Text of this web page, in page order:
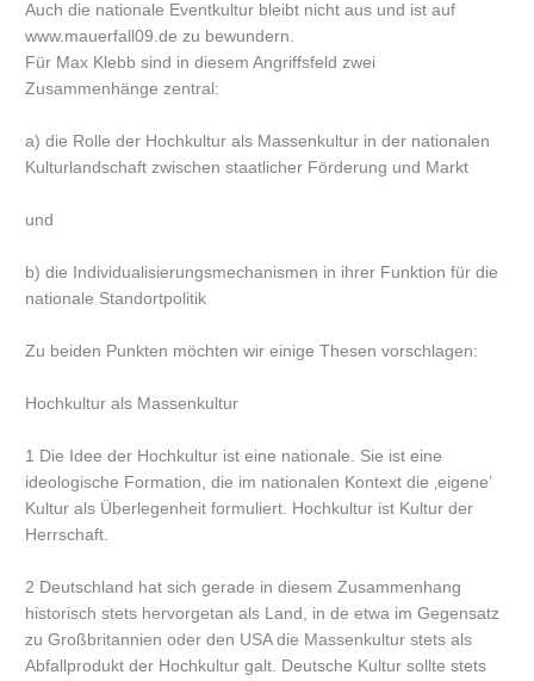
Auch die nationale Eventkultur bleibt nicht aus und ist auf
www.mauerfall09.de zu bewundern.
Für Max Klebb sind in diesem Angriffsfeld zwei
Zusammenhänge zentral:
a) die Rolle der Hochkultur als Massenkultur in der nationalen
Kulturlandschaft zwischen staatlicher Förderung und Markt
und
b) die Individualisierungsmechanismen in ihrer Funktion für die
nationale Standortpolitik
Zu beiden Punkten möchten wir einige Thesen vorschlagen:
Hochkultur als Massenkultur
1 Die Idee der Hochkultur ist eine nationale. Sie ist eine
ideologische Formation, die im nationalen Kontext die ‚eigene’
Kultur als Überlegenheit formuliert. Hochkultur ist Kultur der
Herrschaft.
2 Deutschland hat sich gerade in diesem Zusammenhang
historisch stets hervorgetan als Land, in de etwa im Gegensatz
zu Großbritannien oder den USA die Massenkultur stets als
Abfallprodukt der Hochkultur galt. Deutsche Kultur sollte stets